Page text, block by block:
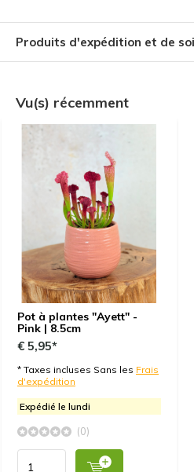
Produits d'expédition et de
Vu(s) récemment
Pot à plantes "Ayett" -
Pink | 8.5cm
€ 5,95*
* Taxes incluses Sans les Frais
d'expédition
Expédié le lundi
(0)